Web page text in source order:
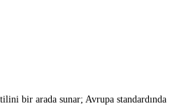
bir arada sunar; Avrupa standardında